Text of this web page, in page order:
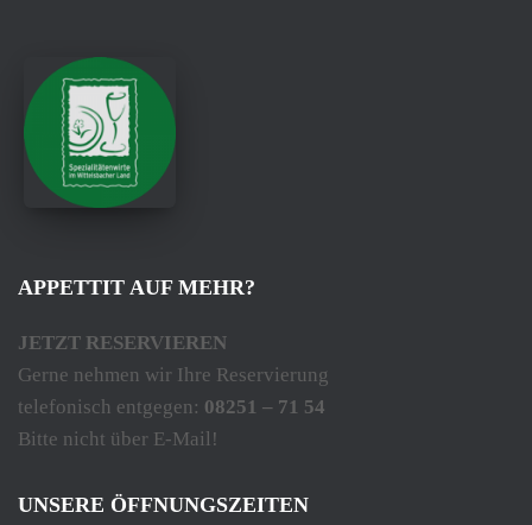
APPETTIT AUF MEHR?
JETZT RESERVIEREN
Gerne nehmen wir Ihre Reservierung
telefonisch entgegen: 08251 – 71 54
Bitte nicht über E-Mail!
UNSERE ÖFFNUNGSZEITEN